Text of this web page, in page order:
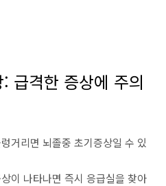
: 급격한 증상에 주의
거리면 뇌졸중 초기증상일 수 있
이 나타나면 즉시 응급실을 찾아